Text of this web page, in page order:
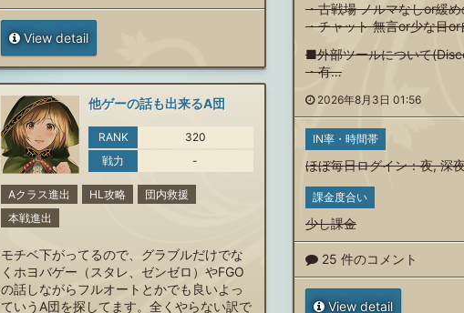
View detail
・古戦場 ノルマなしor緩め
・チャット 無言or少な目or
■外部ツールについて
・有…
2026年8月3日 01:56
IN率・時間帯
ほぼ毎日ログイン：夜,深
課金度合い
少し課金
25 件のコメント
View detail
他ゲーの話も出来るA団
RANK
320
戦力
-
Aクラス進出 HL攻略
団内救援
本戦進出
モチベ下がってるので、グラブルだけでな
くホヨバゲー（スタレ、ゼンゼロ）やFGO
の話しながらフルオートとかでも良いよっ
ていうA団を探してます。全くやらない訳で